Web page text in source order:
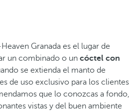
Granada es el lugar de
un combinado o un cóctel con
se extienda el manto de
de uso exclusivo para los clientes
que lo conozcas a fondo,
vistas y del buen ambiente